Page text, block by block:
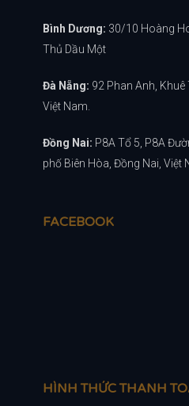
Bình Dương: 30/10 Hoàng
Thủ Dầu Một
Đà Nẵng: 92 Phan Anh, Khuê
Việt Nam.
Đồng Nai: P8A Tổ 5, P8A
phố Biên Hòa, Đồng Nai, Việt
FACEBOOK
HÌNH THỨC THANH